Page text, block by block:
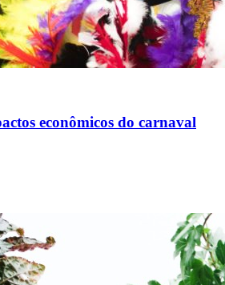
econômicos do carnaval